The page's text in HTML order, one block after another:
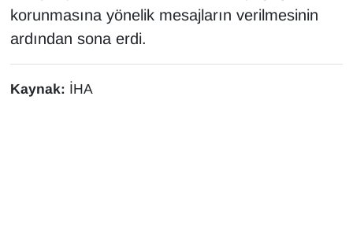
korunmasına yönelik mesajların verilmesinin
ardından sona erdi.
Kaynak: İHA
YEREL